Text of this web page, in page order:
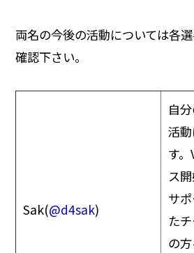
両名の今後の活動については各
確認下さい。
Sak(@d4sak)
自
活
す
ス
サ
た
の